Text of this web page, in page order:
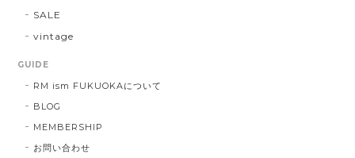
SALE
vintage
GUIDE
RM ism FUKUOKAについて
BLOG
MEMBERSHIP
お問い合わせ